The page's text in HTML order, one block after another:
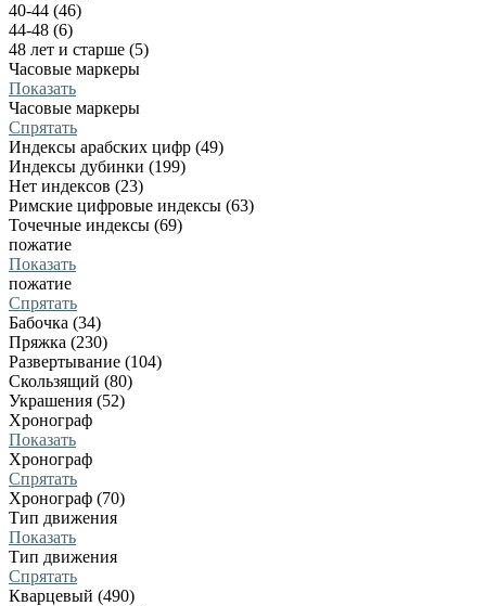
40-44 (46)
44-48 (6)
48 лет и старше (5)
Часовые маркеры
Показать
Часовые маркеры
Спрятать
Индексы арабских цифр (49)
Индексы дубинки (199)
Нет индексов (23)
Римские цифровые индексы (63)
Точечные индексы (69)
пожатие
Показать
пожатие
Спрятать
Бабочка (34)
Пряжка (230)
Развертывание (104)
Скользящий (80)
Украшения (52)
Хронограф
Показать
Хронограф
Спрятать
Хронограф (70)
Тип движения
Показать
Тип движения
Спрятать
Кварцевый (490)